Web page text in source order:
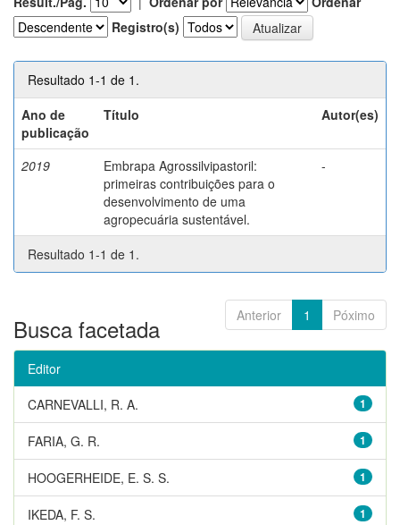
Registro(s)
Resultado 1-1 de 1.
Ano de
publicação
Título Autor(es)
2019
Embrapa Agrossilvipastoril:
primeiras contribuições para o
desenvolvimento de uma
agropecuária sustentável.
-
Resultado 1-1 de 1.
Anterior 1 Póximo
Busca facetada
Editor
1
CARNEVALLI, R. A.
1
FARIA, G. R.
1
HOOGERHEIDE, E. S. S.
1
IKEDA, F. S.